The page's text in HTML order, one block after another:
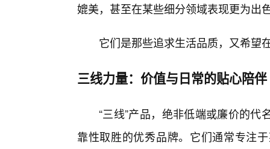
媲美，甚至在某些细分领域表现更为出
它们是那些追求生活品质，又希望
三线力量：价值与日常的贴心陪伴
“三线”产品，绝非低端或廉价的
靠性取胜的优秀品牌。它们通常专注